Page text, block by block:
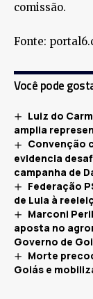
comissão.
Fonte:
Você pode
Luiz do
amplia
Convenção
evidencia
campanha de
Federação
de Lula à
Marconi
aposta no
Governo de
Morte
Goiás e